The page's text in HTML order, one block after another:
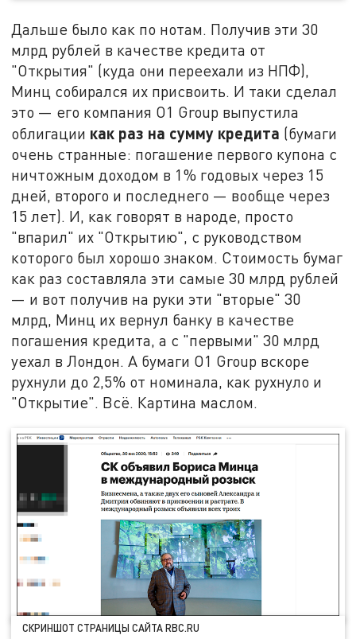
Дальше было как по нотам. Получив эти 30
млрд рублей в качестве кредита от
"Открытия" (куда они переехали из НПФ),
Минц собирался их присвоить. И таки сделал
это — его компания O1 Group выпустила
облигации как раз на сумму кредита (бумаги
очень странные: погашение первого купона с
ничтожным доходом в 1% годовых через 15
дней, второго и последнего — вообще через
15 лет). И, как говорят в народе, просто
"впарил" их "Открытию", с руководством
которого был хорошо знаком. Стоимость бумаг
как раз составляла эти самые 30 млрд рублей
— и вот получив на руки эти "вторые" 30
млрд, Минц их вернул банку в качестве
погашения кредита, а с "первыми" 30 млрд
уехал в Лондон. А бумаги О1 Group вскоре
рухнули до 2,5% от номинала, как рухнуло и
"Открытие". Всё. Картина маслом.
СКРИНШОТ СТРАНИЦЫ САЙТА RBC.RU